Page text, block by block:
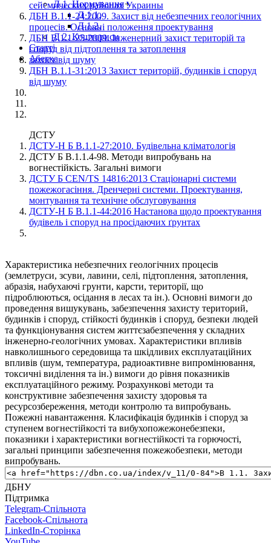
Д 1. Нормування+
Д 1.1.
Д 1.2.
Д 2. Кошториси
Статті
Абетка
сейсмических районах Украины
ДБН В.1.1-24:2009. Захист від небезпечних геологічних
процесів. Основні положення проектування
ДБН В.1.1-25-2009. Інженерний захист територій та
споруд від підтоплення та затоплення
захист від шуму
ДБН В.1.1-31:2013 Захист територій, будинків і споруд
від шуму
ДСТУ
ДСТУ-Н Б В.1.1-27:2010. Будівельна кліматологія
ДСТУ Б В.1.1.4-98. Методи випробувань на
вогнестійкість. Загальні вимоги
ДСТУ Б CEN/TS 14816:2013 Стаціонарні системи
пожежогасіння. Дренчерні системи. Проектування,
монтування та технічне обслуговування
ДСТУ-Н Б В.1.1-44:2016 Настанова щодо проектування
будівель і споруд на просідаючих ґрунтах
Характеристика небезпечних геологічних процесів
(землетруси, зсуви, лавини, селі, підтоплення, затоплення,
абразія, набухаючі грунти, карсти, території, що
підроблюються, осідання в лесах та ін.). Основні вимоги до
проведення вишукувань, забезпечення захисту територий,
будинків і споруд, стійкості будинків і споруд, безпеки людей
та функціонування систем життєзабезпечення у складних
інженерно-геологічних умовах. Характеристики впливів
навколишнього середовища та шкідливих експлуатаційних
впливів (шум, температура, радиоактивне випромінювання,
токсичні виділення та ін.) вимоги до рівня показників
експлуатаційного режиму. Розрахункові методи та
конструктивне забезпечення захисту здоровья та
ресурсозбереження, методи контролю та випробувань.
Пожежні навантаження. Класифікація будинків і споруд за
ступенем вогнестійкості та вибухопожежонебезпеки,
показники і характеристики вогнестійкості та горючості,
загальні принципи забезпечення пожежобезпеки, методи
випробувань.
ДБНУ
Підтримка
Telegram-Спільнота
Facebook-Спільнота
LinkedIn-Сторінка